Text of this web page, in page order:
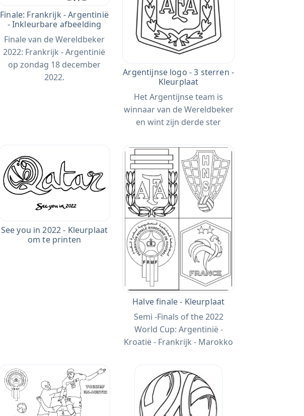
Finale: Frankrijk - Argentinië
- Inkleurbare afbeelding
Finale van de Wereldbeker
2022: Frankrijk - Argentinië
op zondag 18 december
2022.
Argentijnse logo - 3 sterren -
Kleurplaat
Het Argentijnse team is
winnaar van de Wereldbeker
en wint zijn derde ster
See you in 2022 - Kleurplaat
om te printen
Halve finale - Kleurplaat
Semi -Finals of the 2022
World Cup: Argentinië -
Kroatië - Frankrijk - Marokko